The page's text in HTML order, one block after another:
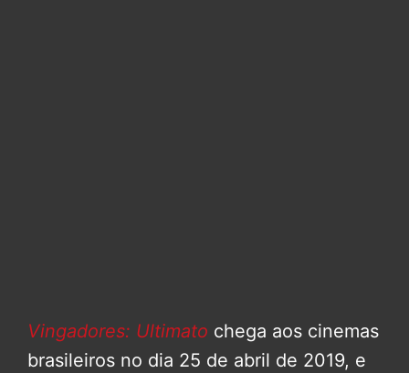
Vingadores: Ultimato chega aos cinemas
brasileiros no dia 25 de abril de 2019, e